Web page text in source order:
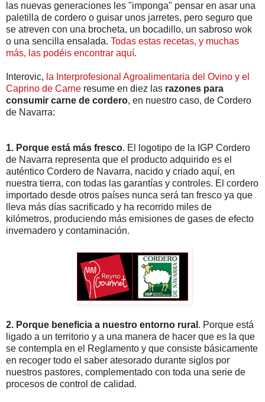
las nuevas generaciones les "imponga" pensar en asar una
paletilla de cordero o guisar unos jarretes, pero seguro que
se atreven con una brocheta, un bocadillo, un sabroso wok
o una sencilla ensalada. Todas estas recetas, y muchas
más, las podéis encontrar aquí.
Interovic, la Interprofesional Agroalimentaria del Ovino y el
Caprino de Carne resume en diez las razones para
consumir carne de cordero, en nuestro caso, de Cordero
de Navarra:
1. Porque está más fresco. El logotipo de la IGP Cordero
de Navarra representa que el producto adquirido es el
auténtico Cordero de Navarra, nacido y criado aquí, en
nuestra tierra, con todas las garantías y controles. El cordero
importado desde otros países nunca será tan fresco ya que
lleva más días sacrificado y ha recorrido miles de
kilómetros, produciendo más emisiones de gases de efecto
invernadero y contaminación.
2. Porque beneficia a nuestro entorno rural . Porque está
ligado a un territorio y a una manera de hacer que es la que
se contempla en el Reglamento y que consiste básicamente
en recoger todo el saber atesorado durante siglos por
nuestros pastores, complementado con toda una serie de
procesos de control de calidad.